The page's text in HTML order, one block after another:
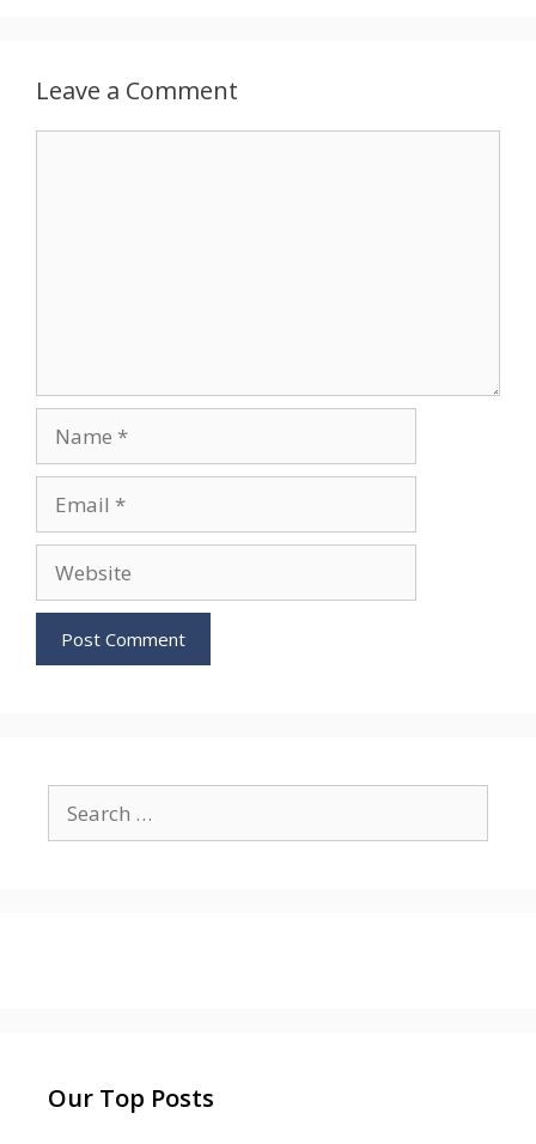
Leave a Comment
for:
Our Top Posts